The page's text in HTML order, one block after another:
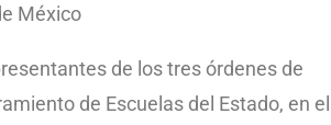
México
de los tres órdenes de
de Escuelas del Estado, en el